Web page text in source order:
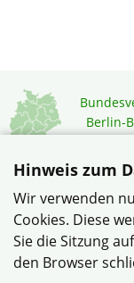
Berlin-
Hinweis zum
Wir verwenden
Cookies. Diese
Sie die Sitzung
den Browser